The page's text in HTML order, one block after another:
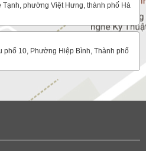
phường Việt Hưng, thành phố Hà
phố 10, Phường Hiệp Bình, Thành phố